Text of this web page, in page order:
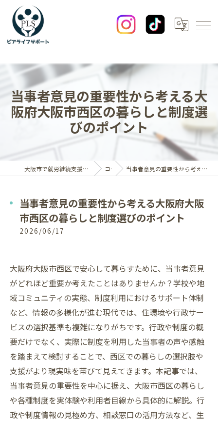
当事者意見の重要性から考える大
阪府大阪市西区の暮らしと制度選
びのポイント
大阪市で就労継続支援B型なら一般社団法人ピアライフサポート コラム 当事者意見の重要性から考える大阪府大阪市西区の暮らしと制度選びのポイント
当事者意見の重要性から考える大阪府大阪
市西区の暮らしと制度選びのポイント
2026/06/17
大阪府大阪市西区で安心して暮らすために、当事者意見
がどれほど重要か考えたことはありませんか？学校や地
域コミュニティの実態、制度利用におけるサポート体制
など、情報の多様化が進む現代では、住環境や行政サー
ビスの選択基準も複雑になりがちです。行政や制度の概
要だけでなく、実際に制度を利用した当事者の声や感触
を踏まえて検討することで、西区での暮らしの選択肢や
支援がより現実味を帯びて見えてきます。本記事では、
当事者意見の重要性を中心に据え、大阪市西区の暮らし
や各種制度を実体験や利用者目線から具体的に解説。行
政や制度情報の見極め方、相談窓口の活用方法など、生